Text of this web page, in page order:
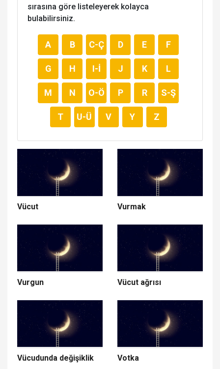
sırasına göre listeleyerek kolayca
bulabilirsiniz.
A B C-Ç D E F
G H I-İ J K L
M N O-Ö P R S-Ş
T U-Ü V Y Z
Vücut Vurmak
Vurgun Vücut ağrısı
Vücudunda değişiklik Votka